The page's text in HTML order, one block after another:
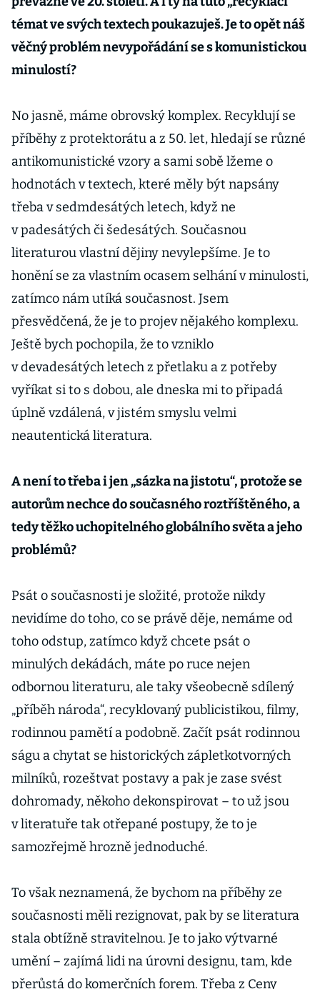
témat ve svých textech poukazuješ. Je to opět náš
věčný problém nevypořádání se s komunistickou
minulostí?
No jasně, máme obrovský komplex. Recyklují se
příběhy z protektorátu a z 50. let, hledají se různé
antikomunistické vzory a sami sobě lžeme o
hodnotách v textech, které měly být napsány
třeba v sedmdesátých letech, když ne
v padesátých či šedesátých. Současnou
literaturou vlastní dějiny nevylepšíme. Je to
honění se za vlastním ocasem selhání v minulosti,
zatímco nám utíká současnost. Jsem
přesvědčená, že je to projev nějakého komplexu.
Ještě bych pochopila, že to vzniklo
v devadesátých letech z přetlaku a z potřeby
vyříkat si to s dobou, ale dneska mi to připadá
úplně vzdálená, v jistém smyslu velmi
neautentická literatura.
A není to třeba i jen „sázka na jistotu“, protože se
autorům nechce do současného roztříštěného, a
tedy těžko uchopitelného globálního světa a jeho
problémů?
Psát o současnosti je složité, protože nikdy
nevidíme do toho, co se právě děje, nemáme od
toho odstup, zatímco když chcete psát o
minulých dekádách, máte po ruce nejen
odbornou literaturu, ale taky všeobecně sdílený
„příběh národa“, recyklovaný publicistikou, filmy,
rodinnou pamětí a podobně. Začít psát rodinnou
ságu a chytat se historických zápletkotvorných
milníků, rozeštvat postavy a pak je zase svést
dohromady, někoho dekonspirovat – to už jsou
v literatuře tak otřepané postupy, že to je
samozřejmě hrozně jednoduché.
To však neznamená, že bychom na příběhy ze
současnosti měli rezignovat, pak by se literatura
stala obtížně stravitelnou. Je to jako výtvarné
umění – zajímá lidi na úrovni designu, tam, kde
přerůstá do komerčních forem. Třeba z Ceny